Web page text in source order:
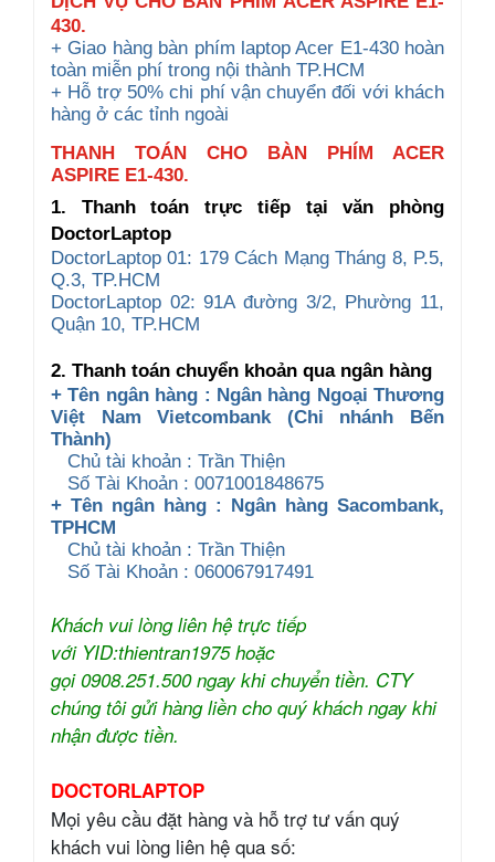
430.
+ Giao hàng bàn phím laptop Acer E1-430 hoàn
toàn miễn phí trong nội thành TP.HCM
+ Hỗ trợ 50% chi phí vận chuyển đối với khách
hàng ở các tỉnh ngoài
THANH TOÁN CHO BÀN PHÍM ACER
ASPIRE E1-430.
1. Thanh toán trực tiếp tại văn phòng
DoctorLaptop
DoctorLaptop 01: 179 Cách Mạng Tháng 8, P.5,
Q.3, TP.HCM
DoctorLaptop 02: 91A đường 3/2, Phường 11,
Quận 10, TP.HCM
2. Thanh toán chuyển khoản qua ngân hàng
+ Tên ngân hàng : Ngân hàng Ngoại Thương
Việt Nam Vietcombank (Chi nhánh Bến
Thành)
Chủ tài khoản : Trần Thiện
Số Tài Khoản : 0071001848675
+ Tên ngân hàng : Ngân hàng Sacombank,
TPHCM
Chủ tài khoản : Trần Thiện
Số Tài Khoản : 060067917491
Khách vui lòng liên hệ trực tiếp
với YID:thientran1975 hoặc
gọi 0908.251.500 ngay khi chuyển tiền. CTY
chúng tôi gửi hàng liền cho quý khách ngay khi
nhận được tiền.
DOCTORLAPTOP
Mọi yêu cầu đặt hàng và hỗ trợ tư vấn quý
khách vui lòng liên hệ qua số: